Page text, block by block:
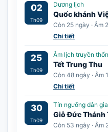
02
Th09
Dương lịch
Quốc khánh
Còn 25 ngày · Âm
Chi tiết
25
Th09
Âm lịch truyền
Tết Trung Thu
Còn 48 ngày · Âm
Chi tiết
30
Th09
Tín ngưỡng dân
Giỗ Đức Thánh
Còn 53 ngày · Âm